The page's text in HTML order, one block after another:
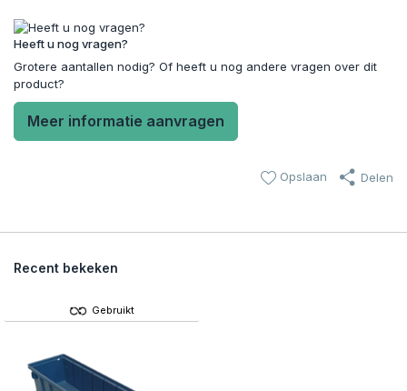
Heeft u nog vragen?
Grotere aantallen nodig? Of heeft u nog andere vragen over dit
product?
Meer informatie aanvragen
Opslaan Delen
Recent bekeken
Gebruikt